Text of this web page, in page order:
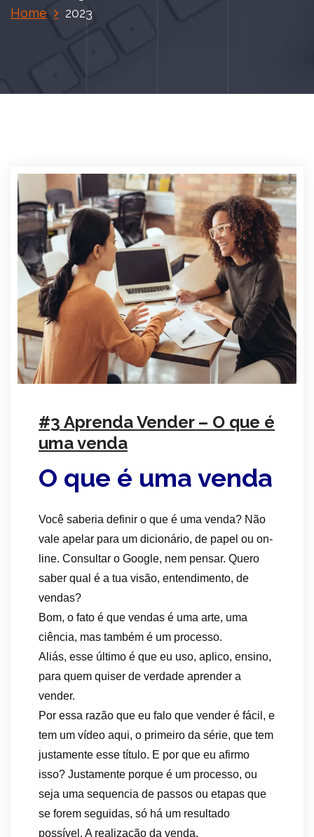
Home 2023
#3 Aprenda Vender – O que é
uma venda
O que é uma venda
Você saberia definir o que é uma venda? Não
vale apelar para um dicionário, de papel ou on-
line. Consultar o Google, nem pensar. Quero
saber qual é a tua visão, entendimento, de
vendas?
Bom, o fato é que vendas é uma arte, uma
ciência, mas também é um processo.
Aliás, esse último é que eu uso, aplico, ensino,
para quem quiser de verdade aprender a
vender.
Por essa razão que eu falo que vender é fácil, e
tem um vídeo aqui, o primeiro da série, que tem
justamente esse título. E por que eu afirmo
isso? Justamente porque é um processo, ou
seja uma sequencia de passos ou etapas que
se forem seguidas, só há um resultado
possível. A realização da venda.